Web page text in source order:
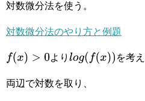
対数微分法を使う。
対数微分法のやり方と例題
f(x)>0 よりlog(f (x)) を考
両辺で対数を取り、